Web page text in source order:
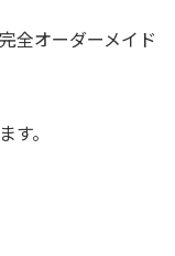
全オーダーメイド
。